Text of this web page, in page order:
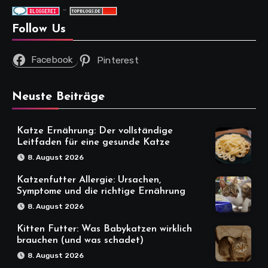
-
Follow Us
Facebook Pinterest
Neuste Beiträge
Katze Ernährung: Der vollständige
Leitfaden für eine gesunde Katze
8. August 2026
Katzenfutter Allergie: Ursachen,
Symptome und die richtige Ernährung
8. August 2026
Kitten Futter: Was Babykatzen wirklich
brauchen (und was schadet)
8. August 2026